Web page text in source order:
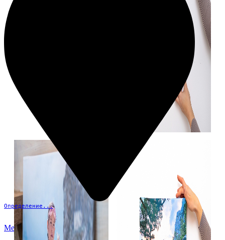
Определение...
Меню